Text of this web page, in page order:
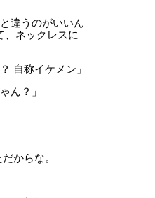
違うのがいいん
ネックレスに
自称イケメン」
ん？」
からな。